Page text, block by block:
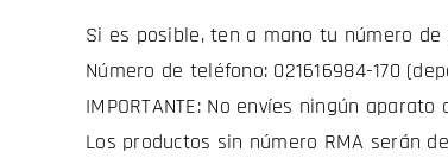
Si es posible, ten a mano tu número
Número de teléfono: 021616984-170
IMPORTANTE: No envíes ningún
Los productos sin número RMA serán